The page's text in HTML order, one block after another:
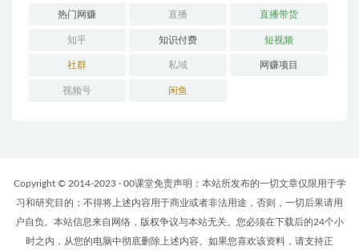
热门网赚 直播 直播带货
知乎 知识付费 短视频
社群 私域 网赚项目
视频号 闲鱼
Copyright © 2014-2023 · 00课堂免责声明：本站所发布的一切文章仅限用于学
习和研究目的；不得将上述内容用于商业或者非法用途，否则，一切后果请用
户自负。本站信息来自网络，版权争议与本站无关。您必须在下载后的24个小
时之内，从您的电脑中彻底删除上述内容。如果您喜欢该资料，请支持正